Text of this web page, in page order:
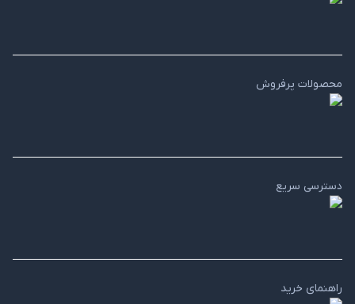
محصولات پرفروش
دسترسی سریع
راهنمای خرید